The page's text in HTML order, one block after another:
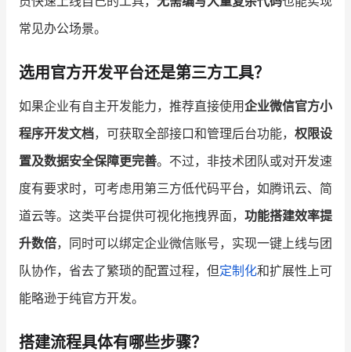
常见办公场景。
选用官方开发平台还是第三方工具？
如果企业有自主开发能力，推荐直接使用企业微信官方小
程序开发文档，可获取全部接口和管理后台功能， 权限设
置及数据安全保障更完善。不过，非技术团队或对开发速
度有要求时，可考虑用第三方低代码平台，如腾讯云、简
道云等。这类平台提供可视化拖拽界面， 功能搭建效率提
升数倍，同时可以绑定企业微信账号，实现一键上线与团
队协作，省去了繁琐的配置过程，但定制化和扩展性上可
能略逊于纯官方开发。
搭建流程具体有哪些步骤？